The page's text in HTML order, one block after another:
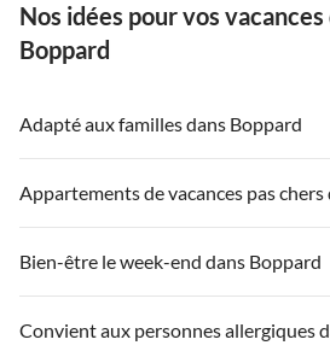
Nos idées pour vos
Boppard
Adapté aux familles dans Boppard
Appartements de vacances pas
Bien-être le week-end dans Boppard
Convient aux personnes allergiques